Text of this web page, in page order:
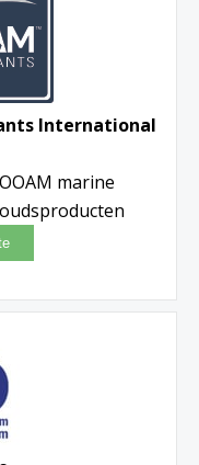
International
marine